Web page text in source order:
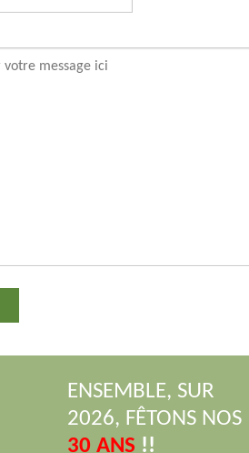
ENSEMBLE, SUR
2026, FÊTONS NOS
30 ANS !!